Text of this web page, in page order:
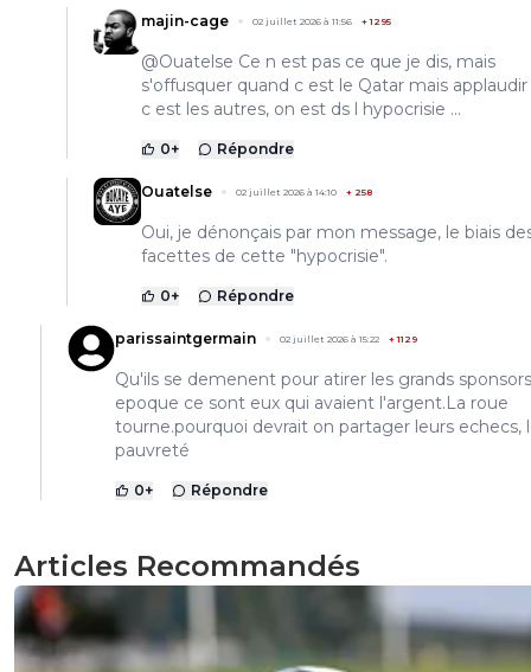
majin-cage 02 juillet 2026 à 11:56 +1295
@Ouatelse Ce n est pas ce que je dis, mais
s'offusquer quand c est le Qatar mais
c est les autres, on est ds l hypocrisie ...
0+ Répondre
Ouatelse 02 juillet 2026 à 14:10 + 258
Oui, je dénonçais par mon message, le biais
facettes de cette "hypocrisie".
0+ Répondre
parissaintgermain 02 juillet 2026 à 15:22 +1129
Qu'ils se demenent pour atirer les grands
epoque ce sont eux qui avaient l'argent.La roue
tourne.pourquoi devrait on partager leurs echecs,
pauvreté
0+ Répondre
Articles Recommandés